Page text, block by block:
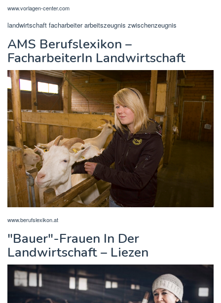
www.vorlagen-center.com
landwirtschaft facharbeiter arbeitszeugnis zwischenzeugnis
AMS Berufslexikon –
FacharbeiterIn Landwirtschaft
www.berufslexikon.at
"Bauer"-Frauen In Der
Landwirtschaft – Liezen